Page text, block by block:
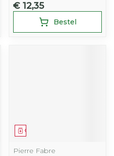
€ 12,35
Bestel
Geneesmiddel
Pierre Fabre